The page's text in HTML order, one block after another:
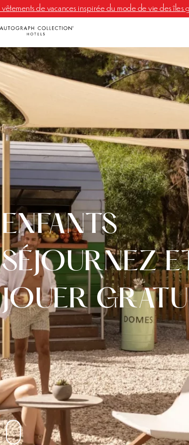
de vacances inspirée du mode de vie des îles
ENFANTS
SÉJOURNEZ
JOUER